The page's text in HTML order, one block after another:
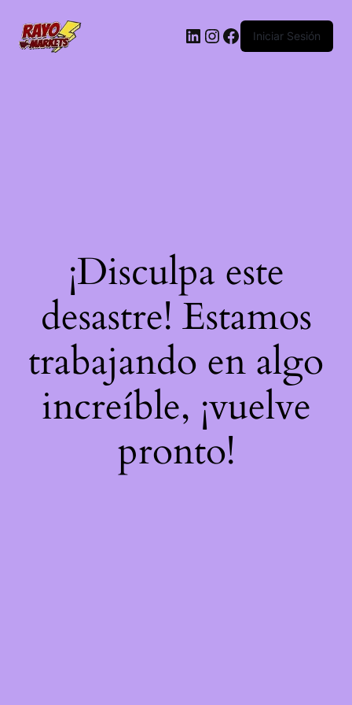
LinkedIn
Instagram
Facebook
Iniciar Sesión
¡Disculpa este
desastre! Estamos
trabajando en algo
increíble, ¡vuelve
pronto!